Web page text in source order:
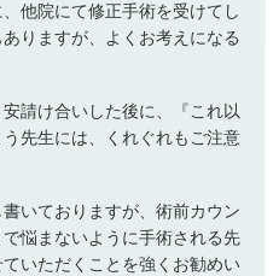
他院にて修正手術を受けてし
りますが、よくお考えになる
請け合いした後に、『これ以
先生には、くれぐれもご注意
いておりますが、術前カウン
悩まないように手術される先
いただくことを強くお勧めい